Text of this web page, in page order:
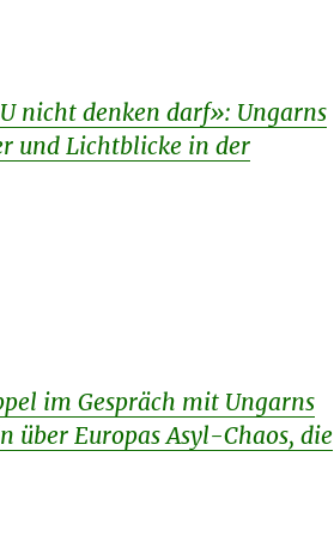
nicht denken darf»: Ungarns
und Lichtblicke in der
im Gespräch mit Ungarns
über Europas Asyl-Chaos, die